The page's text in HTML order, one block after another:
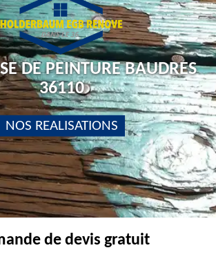
DE PEINTURE BAUDRES
36110
NOS REALISATIONS
de devis gratuit